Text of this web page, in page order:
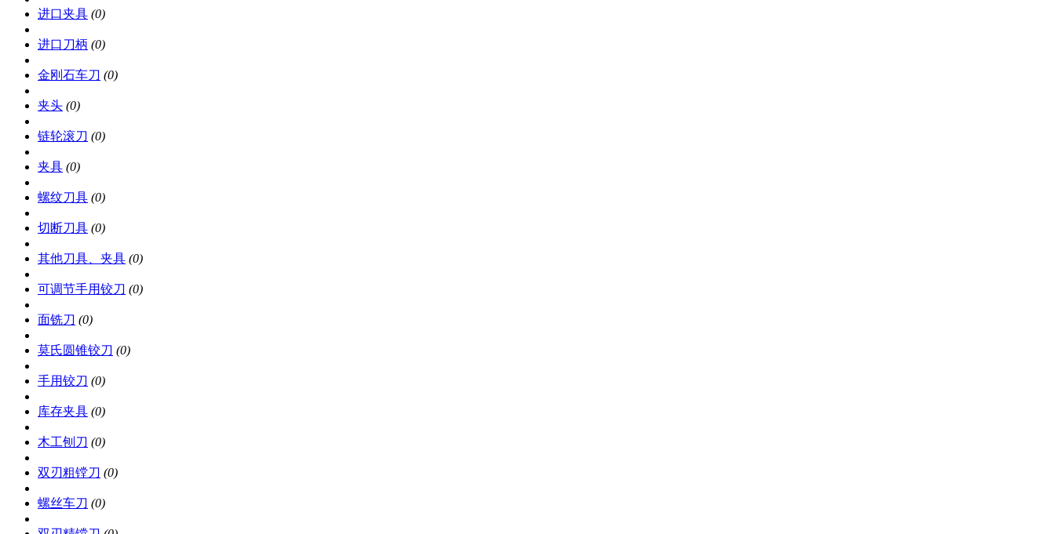
进口夹具 (0)
进口刀柄 (0)
金刚石车刀 (0)
夹头 (0)
链轮滚刀 (0)
夹具 (0)
螺纹刀具 (0)
切断刀具 (0)
其他刀具、夹具 (0)
可调节手用铰刀 (0)
面铣刀 (0)
莫氏圆锥铰刀 (0)
手用铰刀 (0)
库存夹具 (0)
木工刨刀 (0)
双刃粗镗刀 (0)
螺丝车刀 (0)